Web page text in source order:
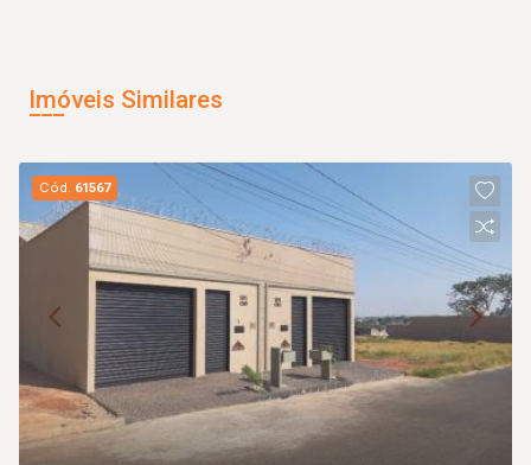
Imóveis Similares
Cód. 61567